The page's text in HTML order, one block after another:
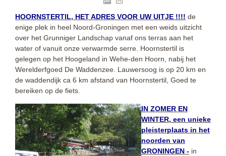
HOORNSTERTIL, HET ADRES VOOR UW UITJE !!!! de
enige plek in heel Noord-Groningen met een weids uitzicht
over het Grunniger Landschap vanaf ons terras aan het
water of vanuit onze verwarmde serre. Hoornstertil is
gelegen op het Hoogeland in Wehe-den Hoorn, nabij het
Werelderfgoed De Waddenzee. Lauwersoog is op 20 km en
de waddendijk ca 6 km afstand van Hoornstertil, Goed te
bereiken op de fiets.
IN ZOMER EN
WINTER, een unieke
pleisterplaats in het
noorden van
GRONINGEN - in